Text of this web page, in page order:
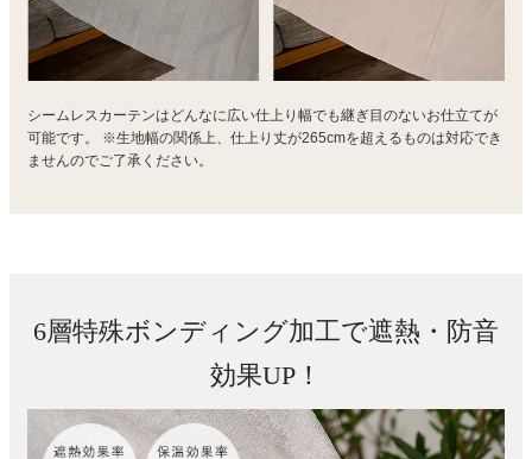
シームレスカーテンはどんなに広い仕上り幅でも継ぎ目のないお仕立てが
可能です。
※生地幅の関係上、仕上り丈が265cmを超えるものは対応でき
ませんのでご了承ください。
6層特殊ボンディング加工で遮熱・防音
効果UP！